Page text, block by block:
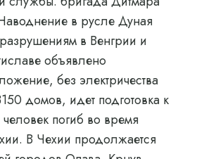
в русле Дуная
в Венгрии и
объявлено
без электричества
домов, идет подготовка к
погиб во время
В Чехии продолжается